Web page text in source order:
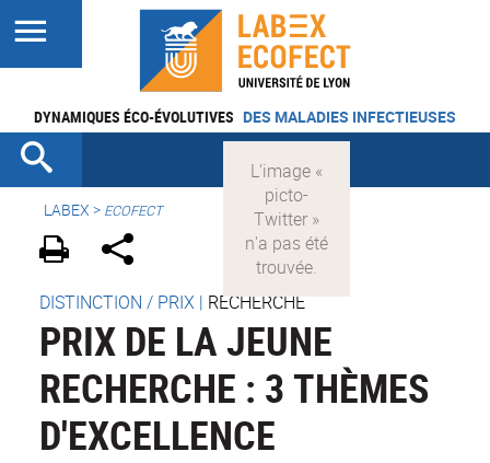
DYNAMIQUES ÉCO-ÉVOLUTIVES DES MALADIES INFECTIEUSES
LABEX > ECOFECT
DISTINCTION / PRIX | RECHERCHE
PRIX DE LA JEUNE
RECHERCHE : 3 THÈMES
D'EXCELLENCE